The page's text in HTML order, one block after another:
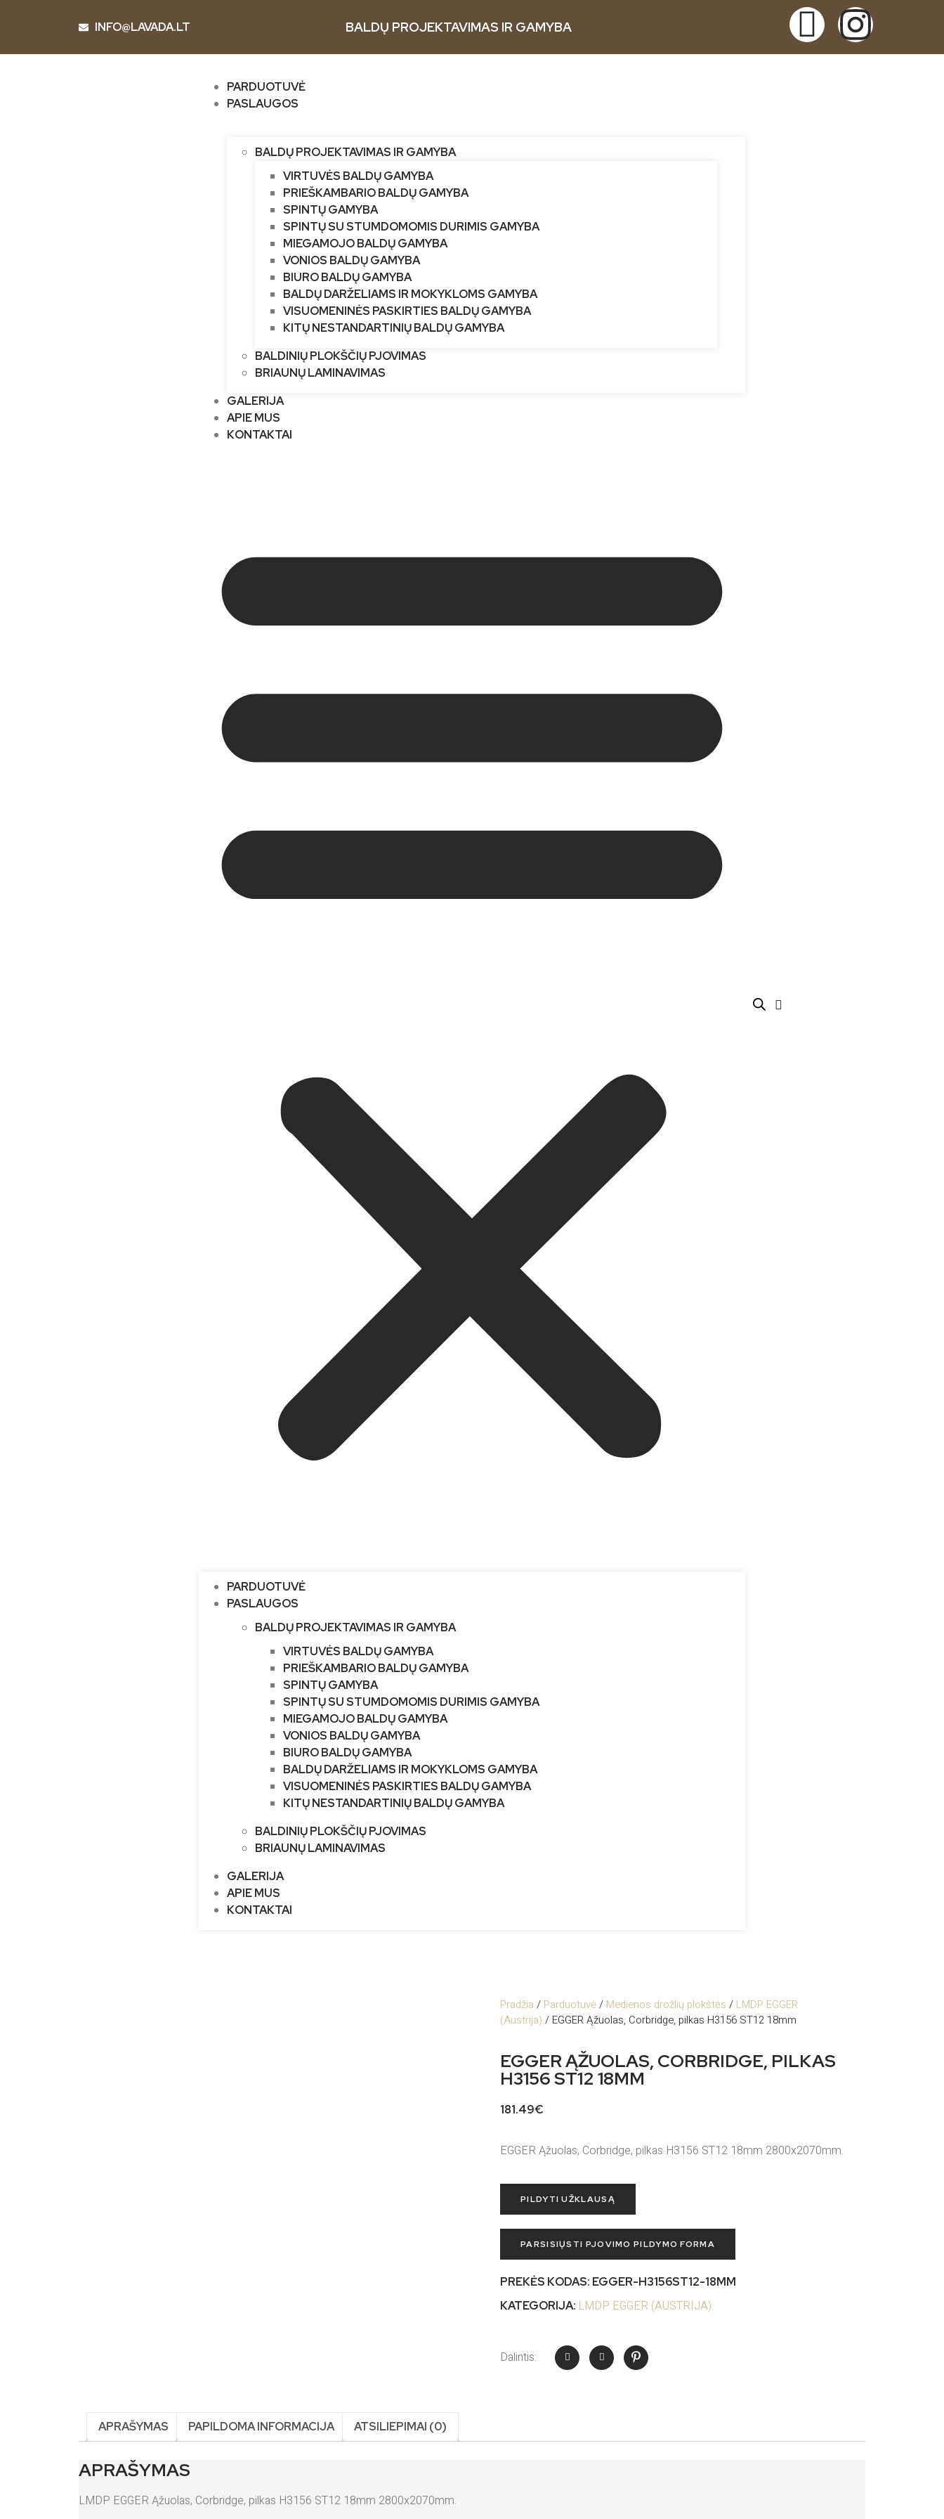
INFO@LAVADA.LT BALDŲ PROJEKTAVIMAS IR GAMYBA
PARDUOTUVĖ
PASLAUGOS
BALDŲ PROJEKTAVIMAS IR GAMYBA
VIRTUVĖS BALDŲ GAMYBA
PRIEŠKAMBARIO BALDŲ GAMYBA
SPINTŲ GAMYBA
SPINTŲ SU STUMDOMOMIS DURIMIS GAMYBA
MIEGAMOJO BALDŲ GAMYBA
VONIOS BALDŲ GAMYBA
BIURO BALDŲ GAMYBA
BALDŲ DARŽELIAMS IR MOKYKLOMS GAMYBA
VISUOMENINĖS PASKIRTIES BALDŲ GAMYBA
KITŲ NESTANDARTINIŲ BALDŲ GAMYBA
BALDINIŲ PLOKŠČIŲ PJOVIMAS
BRIAUNŲ LAMINAVIMAS
GALERIJA
APIE MUS
KONTAKTAI
PARDUOTUVĖ
PASLAUGOS
BALDŲ PROJEKTAVIMAS IR GAMYBA
VIRTUVĖS BALDŲ GAMYBA
PRIEŠKAMBARIO BALDŲ GAMYBA
SPINTŲ GAMYBA
SPINTŲ SU STUMDOMOMIS DURIMIS GAMYBA
MIEGAMOJO BALDŲ GAMYBA
VONIOS BALDŲ GAMYBA
BIURO BALDŲ GAMYBA
BALDŲ DARŽELIAMS IR MOKYKLOMS GAMYBA
VISUOMENINĖS PASKIRTIES BALDŲ GAMYBA
KITŲ NESTANDARTINIŲ BALDŲ GAMYBA
BALDINIŲ PLOKŠČIŲ PJOVIMAS
BRIAUNŲ LAMINAVIMAS
GALERIJA
APIE MUS
KONTAKTAI
Pradžia / Parduotuvė/ Medienos drožlių plokštės / LMDP EGGER
(Austrija) / EGGER Ąžuolas, Corbridge, pilkas H3156 ST12 18mm
EGGER ĄŽUOLAS, CORBRIDGE, PILKAS
H3156 ST12 18MM
181.49€
EGGER Ąžuolas, Corbridge, pilkas H3156 ST12 18mm 2800x2070mm.
PILDYTI UŽKLAUSĄ
PARSISIŲSTI PJOVIMO PILDYMO FORMA
PREKĖS KODAS: EGGER-H3156ST12-18MM
KATEGORIJA: LMDP EGGER (AUSTRIJA)
Dalintis:
APRAŠYMAS PAPILDOMA INFORMACIJA ATSILIEPIMAI (0)
APRAŠYMAS
LMDP EGGER Ąžuolas, Corbridge, pilkas H3156 ST12 18mm 2800x2070mm.